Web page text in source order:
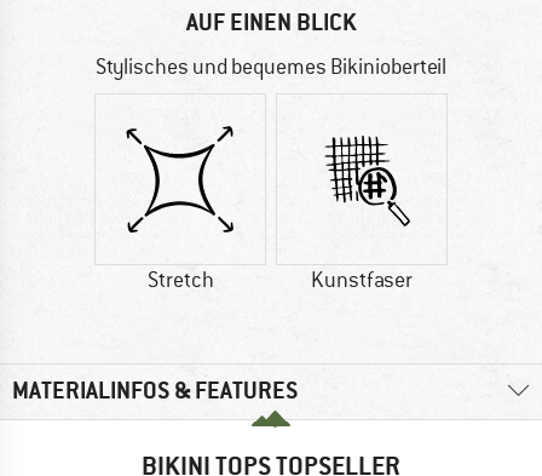
AUF EINEN BLICK
Stylisches und bequemes Bikinioberteil
Stretch Kunstfaser
MATERIALINFOS & FEATURES
BIKINI TOPS TOPSELLER